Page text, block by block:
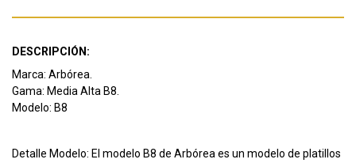
DESCRIPCIÓN:
Marca: Arbórea.
Gama: Media Alta B8.
Modelo: B8
Detalle Modelo: El modelo B8 de Arbórea es un modelo de platillos